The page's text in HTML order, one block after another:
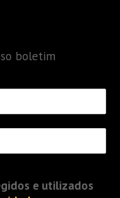
boletim
e utilizados